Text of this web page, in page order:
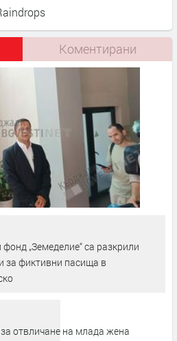
Коментирани
„Земеделие“ са разкрили
за фиктивни пасища в
отвличане на млада жена